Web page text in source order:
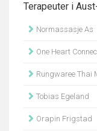
Terapeuter i
Normassasje As
One Heart
Rungwaree Thai
Tobias Egeland
Orapin Frigstad